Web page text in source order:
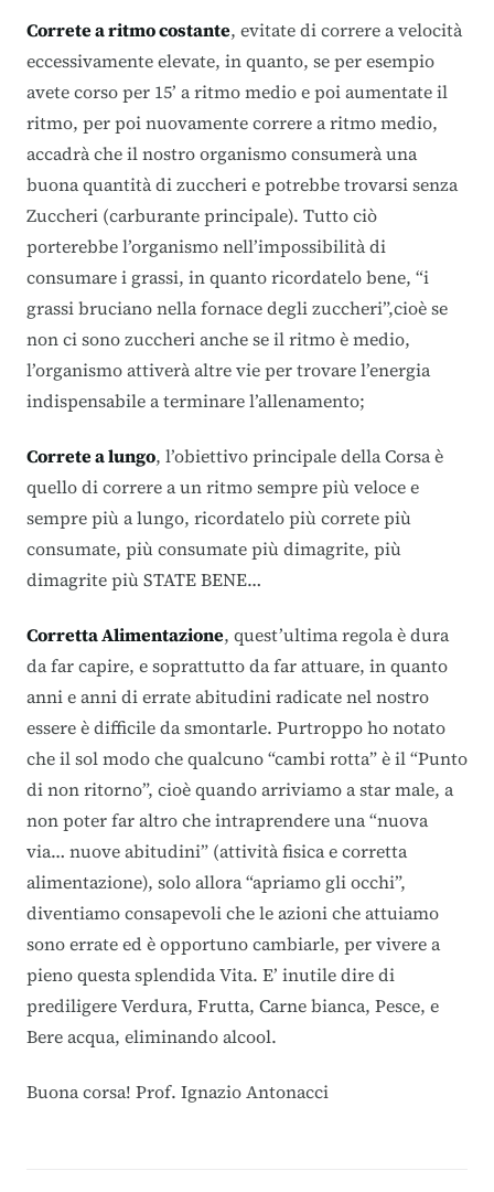
Correte a ritmo costante, evitate di correre a velocità
eccessivamente elevate, in quanto, se per esempio
avete corso per 15’ a ritmo medio e poi aumentate il
ritmo, per poi nuovamente correre a ritmo medio,
accadrà che il nostro organismo consumerà una
buona quantità di zuccheri e potrebbe trovarsi senza
Zuccheri (carburante principale). Tutto ciò
porterebbe l’organismo nell’impossibilità di
consumare i grassi, in quanto ricordatelo bene, “i
grassi bruciano nella fornace degli zuccheri”,cioè se
non ci sono zuccheri anche se il ritmo è medio,
l’organismo attiverà altre vie per trovare l’energia
indispensabile a terminare l’allenamento;
Correte a lungo, l’obiettivo principale della Corsa è
quello di correre a un ritmo sempre più veloce e
sempre più a lungo, ricordatelo più correte più
consumate, più consumate più dimagrite, più
dimagrite più STATE BENE…
Corretta Alimentazione, quest’ultima regola è dura
da far capire, e soprattutto da far attuare, in quanto
anni e anni di errate abitudini radicate nel nostro
essere è difficile da smontarle. Purtroppo ho notato
che il sol modo che qualcuno “cambi rotta” è il “Punto
di non ritorno”, cioè quando arriviamo a star male, a
non poter far altro che intraprendere una “nuova
via… nuove abitudini” (attività fisica e corretta
alimentazione), solo allora “apriamo gli occhi”,
diventiamo consapevoli che le azioni che attuiamo
sono errate ed è opportuno cambiarle, per vivere a
pieno questa splendida Vita. E’ inutile dire di
prediligere Verdura, Frutta, Carne bianca, Pesce, e
Bere acqua, eliminando alcool.
Buona corsa! Prof. Ignazio Antonacci